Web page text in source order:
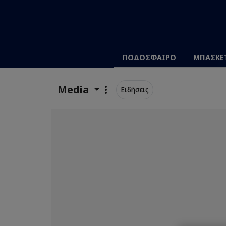
ΠΟΔΟΣΦΑΙΡΟ
Media Ειδήσεις